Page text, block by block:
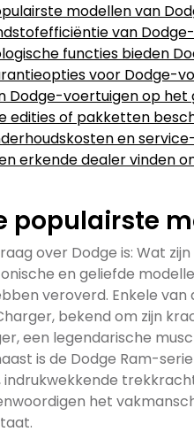
modellen van
van
functies bieden
voor Dodge-
Dodge-voertuigen op het
edities of pakketten
en
erkende dealer vinden
populairste
over Dodge is: Wat
en geliefde
veroverd. Enkele
bekend om zijn
een legendarische
is de Dodge Ram-
indrukwekkende
het